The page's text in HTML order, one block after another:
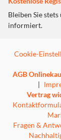
Bleiben Sie
informiert.
Cookie-
AGB
|
Vertrag
Fragen &